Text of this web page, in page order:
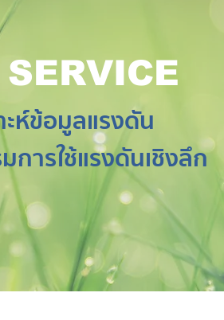
SERVICE
ะห์ข้อมูลแรงดัน
ารใช้แรงดันเชิงลึก